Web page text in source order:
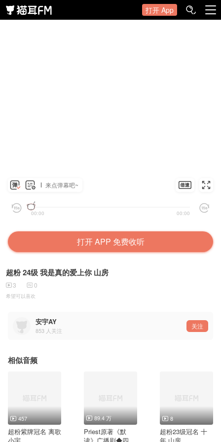
打开 App
来点弹幕吧~
00:00 00:00
打开 APP 免费收听
超粉 24级 我是真的爱上你 山房
3 0
希望可以喜欢
安宇AY
853 人关注
关注
相似音频
457
超粉紫牌冠名 离歌
89.4 万
Priest原著《默
8
超粉23级冠名 十